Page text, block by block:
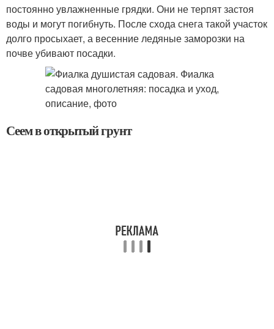
постоянно увлажненные грядки. Они не терпят застоя
воды и могут погибнуть. После схода снега такой участок
долго просыхает, а весенние ледяные заморозки на
почве убивают посадки.
Сеем в открытый грунт